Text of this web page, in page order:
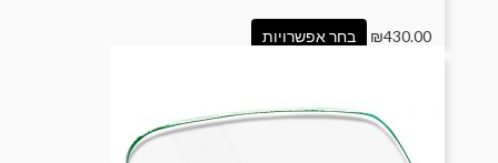
₪430.00 בחר אפשרויות